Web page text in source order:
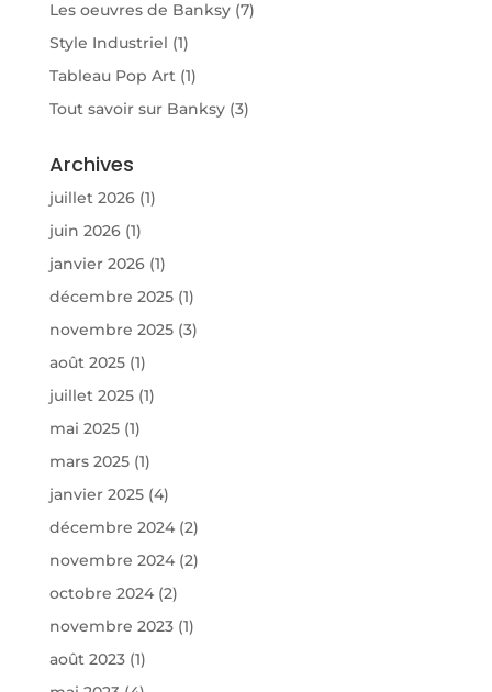
Les oeuvres de Banksy(7)
Style Industriel (1)
Tableau Pop Art (1)
Tout savoir sur Banksy(3)
Archives
juillet 2026(1)
juin 2026(1)
janvier 2026(1)
décembre 2025(1)
novembre 2025(3)
août 2025(1)
juillet 2025(1)
mai 2025(1)
mars 2025(1)
janvier 2025(4)
décembre 2024(2)
novembre 2024(2)
octobre 2024(2)
novembre 2023(1)
août 2023(1)